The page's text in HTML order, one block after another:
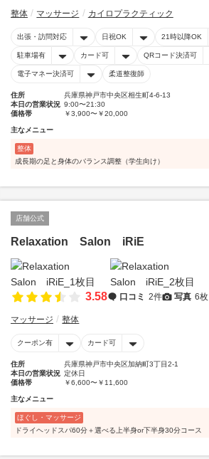
整体 マッサージ カイロプラクティック
出張・訪問対応 日祝OK 21時以降OK
駐車場有 カード可 QRコード決済可
電子マネー決済可 柔道整復師
住所
兵庫県神戸市中央区相生町4-6-13
本日の営業状況 9:00〜21:30
価格帯
￥3,900〜￥20,000
主なメニュー
整体
成長期の足と身体のバランス調整（学生向け）
店舗公式
Relaxation Salon iRiE
3.58 口コミ 2件 写真 6枚
マッサージ 整体
クーポン有 カード可
住所
兵庫県神戸市中央区加納町3丁目2-1
本日の営業状況 定休日
価格帯
￥6,600〜￥11,600
主なメニュー
ほぐし・マッサージ
ドライヘッドスパ60分＋選べる上半身or下半身30分コース